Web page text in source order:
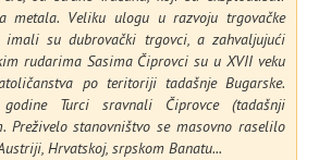
metala. Veliku ulogu u razvoju trgovačke
imali su dubrovački trgovci, a zahvaljujući
rudarima Sasima Čiprovci su u XVII veku
po teritoriji tadašnje Bugarske.
Turci sravnali Čiprovce (tadašnji
Preživelo stanovništvo se masovno raselilo
Hrvatskoj, srpskom Banatu...